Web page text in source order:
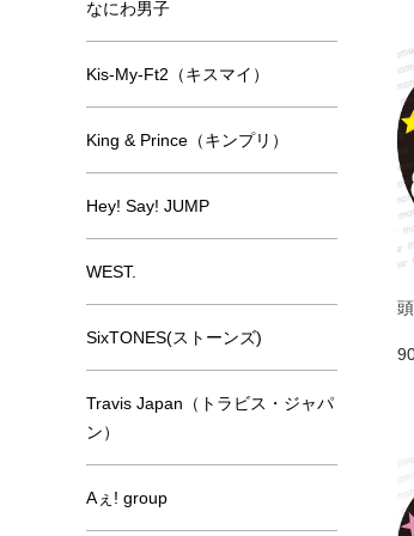
なにわ男子
Kis-My-Ft2（キスマイ）
King & Prince（キンプリ）
Hey! Say! JUMP
WEST.
SixTONES(ストーンズ)
Travis Japan（トラビス・ジャパ
ン）
Aぇ! group